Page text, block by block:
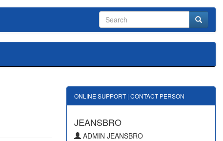
ONLINE SUPPORT | CONTACT PERSON
JEANSBRO
ADMIN JEANSBRO